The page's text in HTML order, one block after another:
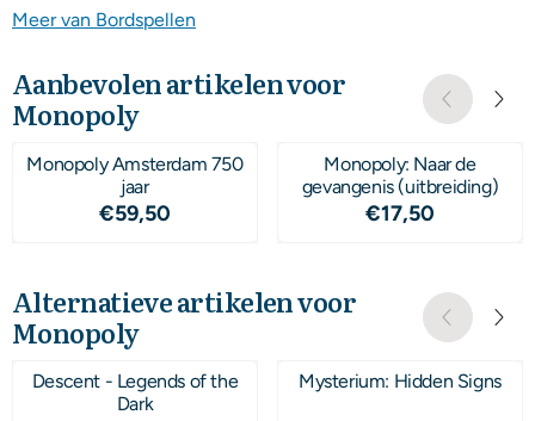
Meer van Bordspellen
Aanbevolen artikelen voor
Monopoly
Monopoly Amsterdam 750
jaar
Prijs: 59,50
€59,50
Monopoly: Naar de
gevangenis (uitbreiding)
Prijs: 17,50
€17,50
Alternatieve artikelen voor
Monopoly
Descent - Legends of the
Dark
Mysterium: Hidden Signs